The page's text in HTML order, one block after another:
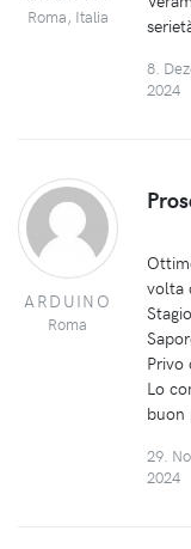
Roma, Italia
8.
2024
ARDUINO
Roma
volta
Privo
Lo
buon
29.
2024